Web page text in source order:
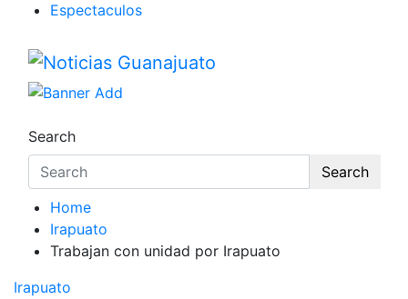
Espectaculos
Noticias Guanajuato
Search
Search
Home
Irapuato
Trabajan con unidad por Irapuato
Irapuato